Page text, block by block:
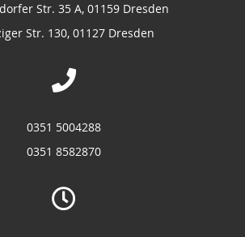
Str. 35 A, 01159 Dresden
Str. 130, 01127 Dresden
0351 5004288
0351 8582870